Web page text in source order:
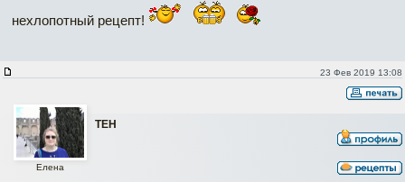
нехлопотный рецепт!
23 Фев 2019 13:08
ТЕН
Елена